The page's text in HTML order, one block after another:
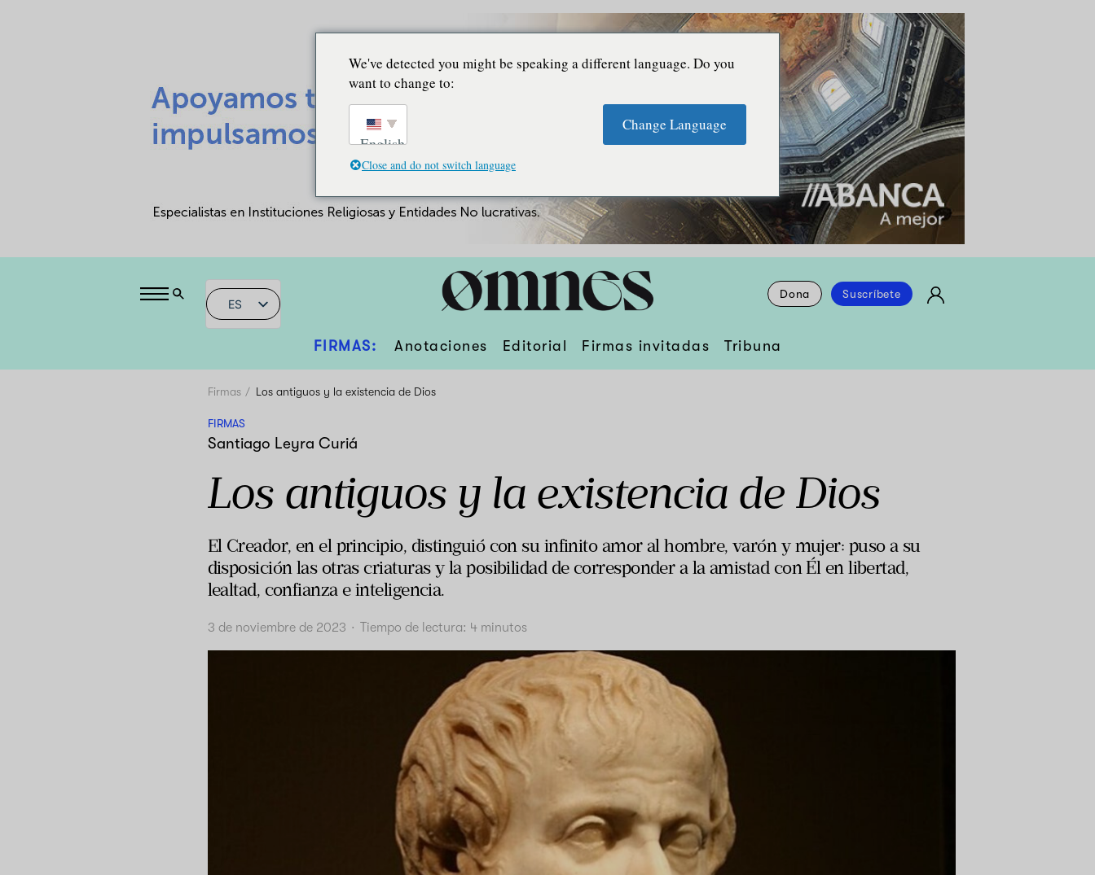
ES
Dona Suscríbete
FIRMAS: Anotaciones Editorial Firmas invitadas Tribuna
Firmas Los antiguos y la existencia de Dios
FIRMAS
Santiago Leyra Curiá
Los antiguos y la existencia de Dios
El Creador, en el principio, distinguió con su infinito amor al hombre, varón y mujer: puso a su
disposición las otras criaturas y la posibilidad de corresponder a la amistad con Él en libertad,
lealtad, confianza e inteligencia.
3 de noviembre de 2023 · Tiempo de lectura: 4 minutos
We've detected you might be speaking a different language. Do you
want to change to:
English
Change Language
Close and do not switch language